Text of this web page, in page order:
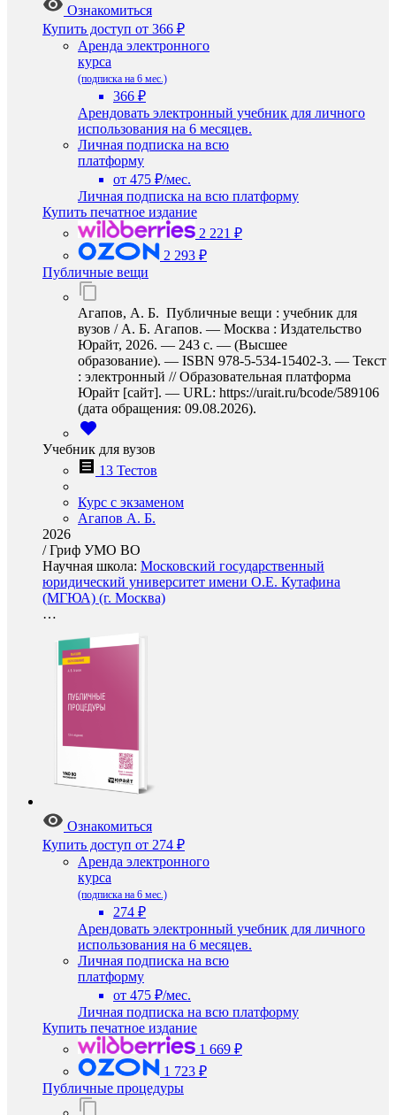
Ознакомиться
Купить доступ от 366 ₽
Аренда электронного
курса
(подписка на 6 мес.)
366 ₽
Арендовать электронный учебник для личного
использования на 6 месяцев.
Личная подписка на всю
платформу
от 475 ₽/мес.
Личная подписка на всю платформу
Купить печатное издание
2 221 ₽
2 293 ₽
Публичные вещи
Агапов, А. Б. Публичные вещи : учебник для
вузов / А. Б. Агапов. — Москва : Издательство
Юрайт, 2026. — 243 с. — (Высшее
образование). — ISBN 978-5-534-15402-3. — Текст
: электронный // Образовательная платформа
Юрайт [сайт]. — URL: https://urait.ru/bcode/589106
(дата обращения: 09.08.2026).
Учебник для вузов
13 Тестов
Курс с экзаменом
Агапов А. Б.
2026
/Гриф УМО ВО
Научная школа: Московский государственный
юридический университет имени О.Е. Кутафина
(МГЮА) (г. Москва)
…
Ознакомиться
Купить доступ от 274 ₽
Аренда электронного
курса
(подписка на 6 мес.)
274 ₽
Арендовать электронный учебник для личного
использования на 6 месяцев.
Личная подписка на всю
платформу
от 475 ₽/мес.
Личная подписка на всю платформу
Купить печатное издание
1 669 ₽
1 723 ₽
Публичные процедуры